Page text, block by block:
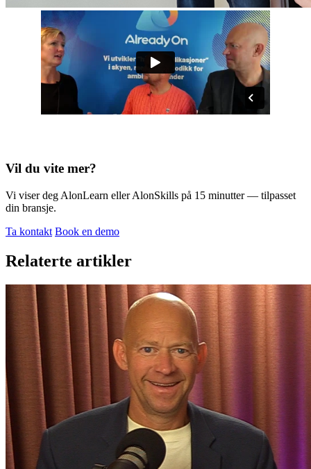
Vil du vite mer?
Vi viser deg AlonLearn eller AlonSkills på 15 minutter — tilpasset
din bransje.
Ta kontakt Book en demo
Relaterte artikler